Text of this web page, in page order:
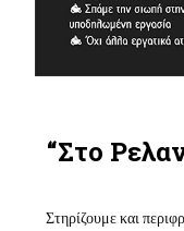
“Στο
Στηρίζουμε και